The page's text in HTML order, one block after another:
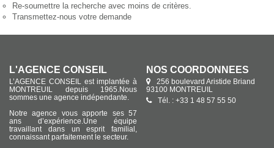
Re-soumettre la recherche avec moins de critères.
Transmettez-nous votre demande
L'AGENCE CONSEIL
L’AGENCE CONSEIL est implantée à
MONTREUIL depuis 1965.Nous
sommes une agence indépendante.
Notre agence vous apporte ses 57
ans d’expérience.Une équipe
travaillant dans un esprit familial,
connaissant parfaitement le secteur.
NOS COORDONNÉES
256 boulevard Aristide Briand
93100 MONTREUIL
Tél. : +33 1 48 57 55 50